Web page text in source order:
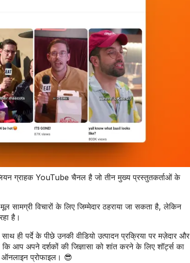
ग्राहक YouTube चैनल है जो तीन मुख्य प्रस्तुतकर्ताओं के
विचारों के लिए जिम्मेदार ठहराया जा सकता है, लेकिन
है।
ही पर्दे के पीछे उनकी वीडियो उत्पादन प्रक्रिया पर मज़ेदार और
आप अपने दर्शकों की जिज्ञासा को शांत करने के लिए शॉर्ट्स का
प्रोफाइल। 😎